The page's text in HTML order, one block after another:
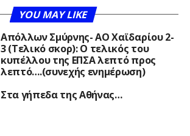
YOU MAY LIKE
Απόλλων Σμύρνης- ΑΟ Χαϊδαρίου 2-
3 (Τελικό σκορ): Ο τελικός του
κυπέλλου της ΕΠΣΑ λεπτό προς
λεπτό….(συνεχής ενημέρωση)
Στα γήπεδα της Αθήνας…